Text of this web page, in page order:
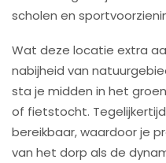
scholen en
Wat deze locatie extra
nabijheid van
sta je midden in het
of fietstocht.
bereikbaar, waardoor je
van het dorp als de